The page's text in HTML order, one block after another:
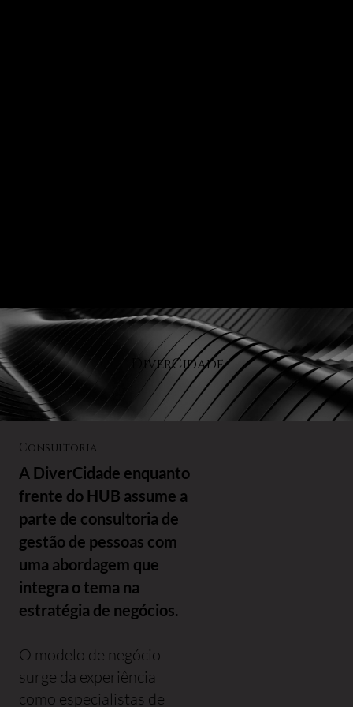
DiverCidade
Consultoria
A DiverCidade enquanto
frente do HUB assume a
parte de consultoria de
gestão de pessoas com
uma abordagem que
integra o tema na
estratégia de negócios.
O modelo de negócio
surge da experiência
como especialistas de